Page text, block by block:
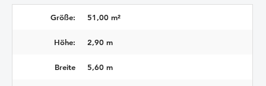
Größe: 51,00 m²
Höhe: 2,90 m
Breite 5,60 m